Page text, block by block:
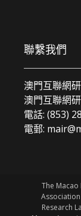
聯繫我們
澳門互聯網
澳門互聯網
電話: (853)
電郵:
The
Association
Research